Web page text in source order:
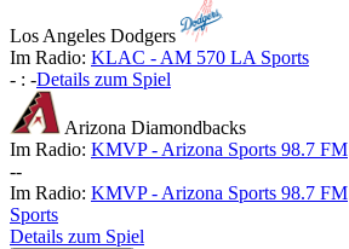
Los Angeles Dodgers
Im Radio: KLAC - AM 570 LA Sports
- : -Details zum Spiel
Arizona Diamondbacks
Im Radio: KMVP - Arizona Sports 98.7 FM
--
Im Radio: KMVP - Arizona Sports 98.7 FM
Sports
Details zum Spiel